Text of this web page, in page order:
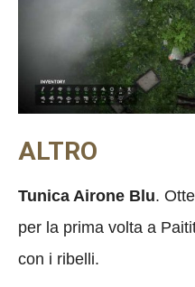
ALTRO
Tunica Airone Blu.
per la prima volta a
con i ribelli.